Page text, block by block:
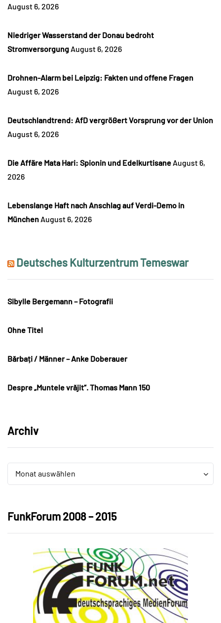
August 6, 2026
Niedriger Wasserstand der Donau bedroht
Stromversorgung August 6, 2026
Drohnen-Alarm bei Leipzig: Fakten und offene Fragen
August 6, 2026
Deutschlandtrend: AfD vergrößert Vorsprung vor der Union
August 6, 2026
Die Affäre Mata Hari: Spionin und Edelkurtisane August 6,
2026
Lebenslange Haft nach Anschlag auf Verdi-Demo in
München August 6, 2026
Deutsches Kulturzentrum Temeswar
Sibylle Bergemann – Fotografii
Ohne Titel
Bărbați / Männer – Anke Doberauer
Despre „Muntele vrăjit“. Thomas Mann 150
Archiv
Archiv
Monat auswählen
Archiv
FunkForum 2008 – 2015